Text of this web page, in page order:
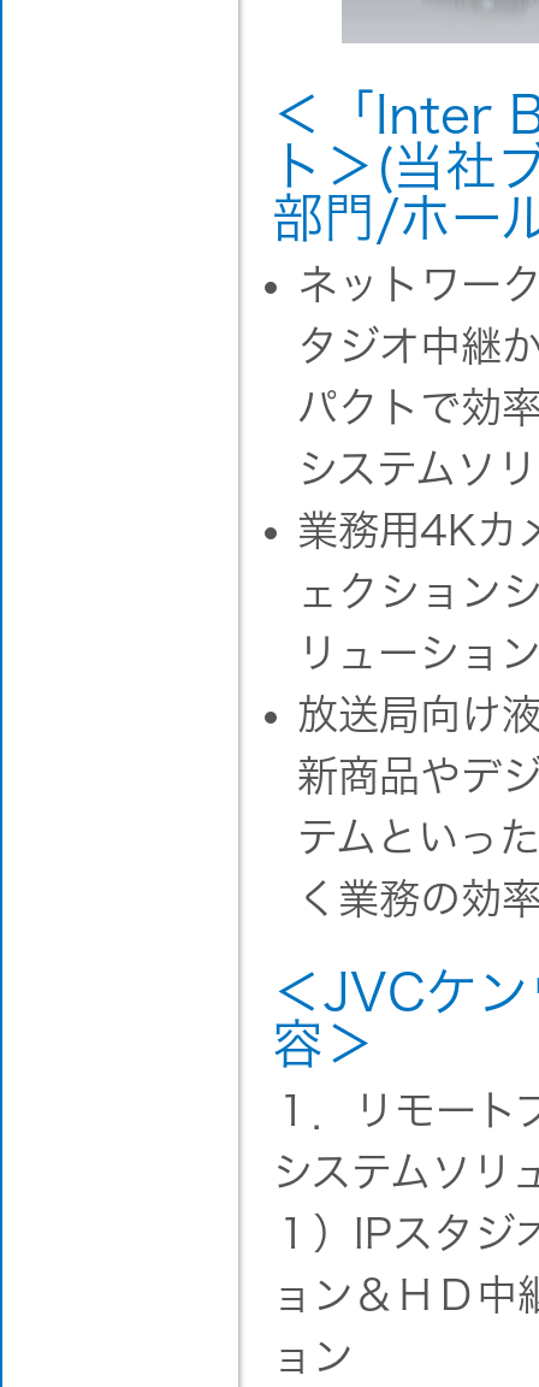
＜「Inter
ト＞(当社
部門/ホー
ネットワー
タジオ中継
パクトで効
システムソ
業務用4Kカ
ェクション
リューショ
放送局向け
新商品やデ
テムといっ
く業務の効
＜JVCケ
容＞
１．リモート
システムソリ
１）IPスタジ
ョン＆ＨＤ中
ョン